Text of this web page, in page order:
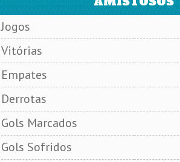
Jogos
Vitórias
Empates
Derrotas
Gols Marcados
Gols Sofridos